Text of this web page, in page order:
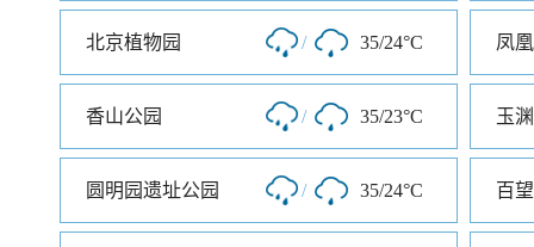
北京植物园 / 35/24°C
香山公园 / 35/23°C 玉
圆明园遗址公园 / 35/24°C 百